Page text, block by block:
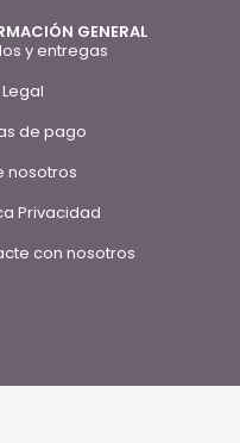
GENERAL
y entregas
de pago
nosotros
Privacidad
con nosotros